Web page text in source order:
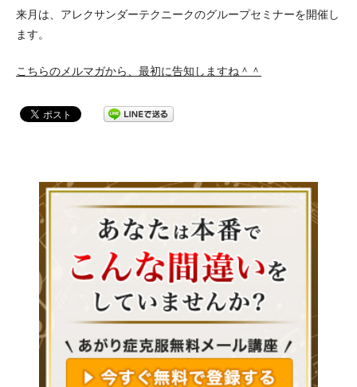
来月は、アレクサンダーテクニークのグループセミナーを開催し
ます。
こちらのメルマガから、最初に告知しますね＾＾